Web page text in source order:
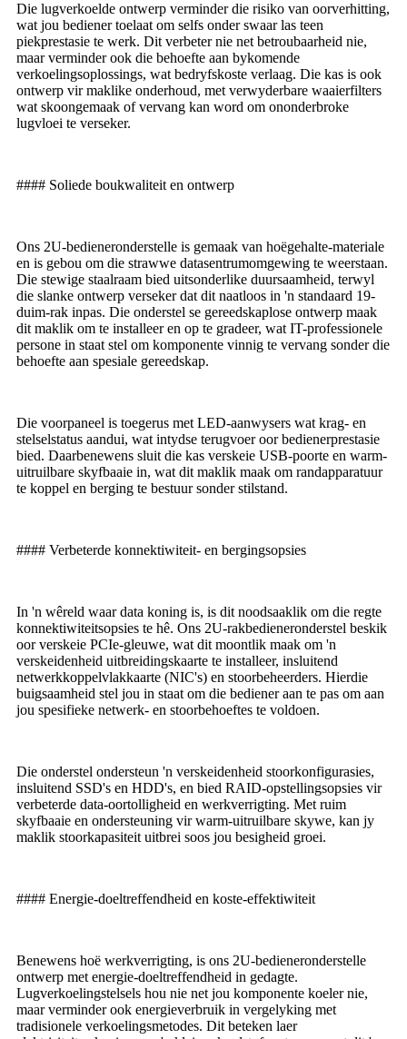
Die lugverkoelde ontwerp verminder die risiko van oorverhitting,
wat jou bediener toelaat om selfs onder swaar las teen
piekprestasie te werk. Dit verbeter nie net betroubaarheid nie,
maar verminder ook die behoefte aan bykomende
verkoelingsoplossings, wat bedryfskoste verlaag. Die kas is ook
ontwerp vir maklike onderhoud, met verwyderbare waaierfilters
wat skoongemaak of vervang kan word om ononderbroke
lugvloei te verseker.
#### Soliede boukwaliteit en ontwerp
Ons 2U-bedieneronderstelle is gemaak van hoëgehalte-materiale
en is gebou om die strawwe datasentrumomgewing te weerstaan.
Die stewige staalraam bied uitsonderlike duursaamheid, terwyl
die slanke ontwerp verseker dat dit naatloos in 'n standaard 19-
duim-rak inpas. Die onderstel se gereedskaplose ontwerp maak
dit maklik om te installeer en op te gradeer, wat IT-professionele
persone in staat stel om komponente vinnig te vervang sonder die
behoefte aan spesiale gereedskap.
Die voorpaneel is toegerus met LED-aanwysers wat krag- en
stelselstatus aandui, wat intydse terugvoer oor bedienerprestasie
bied. Daarbenewens sluit die kas verskeie USB-poorte en warm-
uitruilbare skyfbaaie in, wat dit maklik maak om randapparatuur
te koppel en berging te bestuur sonder stilstand.
#### Verbeterde konnektiwiteit- en bergingsopsies
In 'n wêreld waar data koning is, is dit noodsaaklik om die regte
konnektiwiteitsopsies te hê. Ons 2U-rakbedieneronderstel beskik
oor verskeie PCIe-gleuwe, wat dit moontlik maak om 'n
verskeidenheid uitbreidingskaarte te installeer, insluitend
netwerkkoppelvlakkaarte (NIC's) en stoorbeheerders. Hierdie
buigsaamheid stel jou in staat om die bediener aan te pas om aan
jou spesifieke netwerk- en stoorbehoeftes te voldoen.
Die onderstel ondersteun 'n verskeidenheid stoorkonfigurasies,
insluitend SSD's en HDD's, en bied RAID-opstellingsopsies vir
verbeterde data-oortolligheid en werkverrigting. Met ruim
skyfbaaie en ondersteuning vir warm-uitruilbare skywe, kan jy
maklik stoorkapasiteit uitbrei soos jou besigheid groei.
#### Energie-doeltreffendheid en koste-effektiwiteit
Benewens hoë werkverrigting, is ons 2U-bedieneronderstelle
ontwerp met energie-doeltreffendheid in gedagte.
Lugverkoelingstelsels hou nie net jou komponente koeler nie,
maar verminder ook energieverbruik in vergelyking met
tradisionele verkoelingsmetodes. Dit beteken laer